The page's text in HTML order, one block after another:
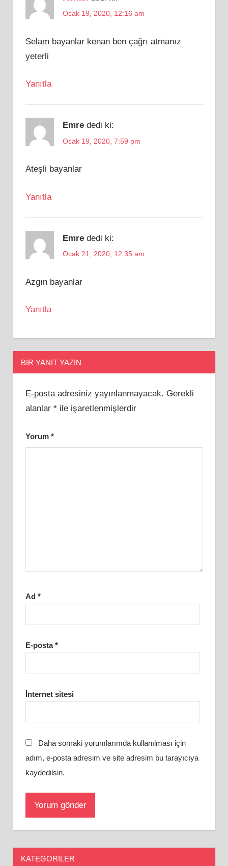
Ocak 19, 2020, 12:16 am
Selam bayanlar kenan ben çağrı atmanız
yeterli
Yanıtla
Emre dedi ki:
Ocak 19, 2020, 7:59 pm
Ateşli bayanlar
Yanıtla
Emre dedi ki:
Ocak 21, 2020, 12:35 am
Azgın bayanlar
Yanıtla
BIR YANIT YAZIN
E-posta adresiniz yayınlanmayacak. Gerekli
alanlar *ile işaretlenmişlerdir
Yorum *
Ad *
E-posta*
İnternet sitesi
Daha sonraki yorumlarımda kullanılması için
adım, e-posta adresim ve site adresim bu tarayıcıya
kaydedilsin.
KATEGORILER